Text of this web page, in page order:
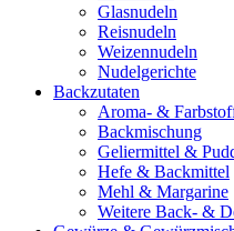
Glasnudeln
Reisnudeln
Weizennudeln
Nudelgerichte
Backzutaten
Aroma- &
Backmischung
Geliermittel &
Hefe & Backmittel
Mehl & Margarine
Weitere Back- &